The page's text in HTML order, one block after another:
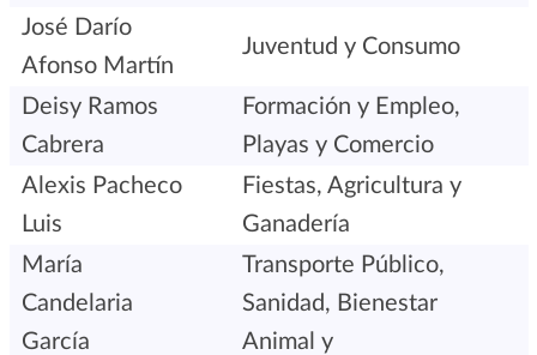
José Darío
Afonso Martín
Juventud y Consumo
Deisy Ramos
Cabrera
Formación y Empleo,
Playas y Comercio
Alexis Pacheco
Luis
Fiestas, Agricultura y
Ganadería
María
Candelaria
García
Transporte Público,
Sanidad, Bienestar
Animal y